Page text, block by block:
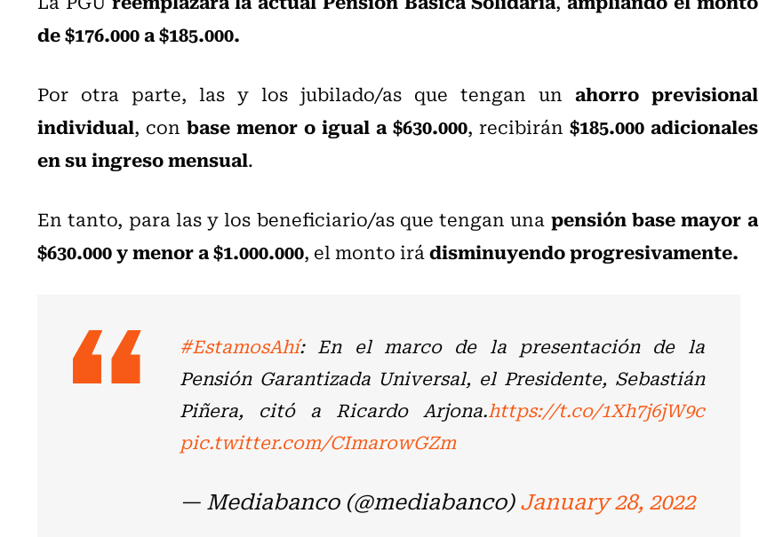
de $176.000 a $185.000.
Por otra parte, las y los jubilado/as que tengan un ahorro previsional
individual, con base menor o igual a $630.000, recibirán $185.000 adicionales
en su ingreso mensual.
En tanto, para las y los beneficiario/as que tengan una pensión base mayor a
$630.000 y menor a $1.000.000, el monto irádisminuyendo progresivamente.
#EstamosAhí: En el marco de la presentación de la
Pensión Garantizada Universal, el Presidente, Sebastián
Piñera, citó a Ricardo Arjona.https://t.co/1Xh7j6jW9c
pic.twitter.com/CImarowGZm
— Mediabanco (@mediabanco)January 28, 2022